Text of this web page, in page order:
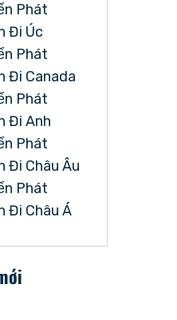
Phát
Đi Úc
Phát
Đi Canada
Phát
Đi Anh
Phát
Đi Châu Âu
Phát
Đi Châu Á